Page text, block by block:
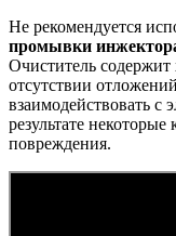
Не рекомендуется
промывки
Очиститель
отсутствии
взаимодействовать с
результате
повреждения.